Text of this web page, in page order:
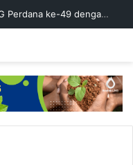
Badak LNG Peringati Tetesan LNG Perdana ke-49 dengan Doa Bersama